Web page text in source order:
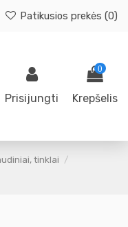
Patikusios prekės (0)
Prisijungti
0
Krepšelis
tinklai